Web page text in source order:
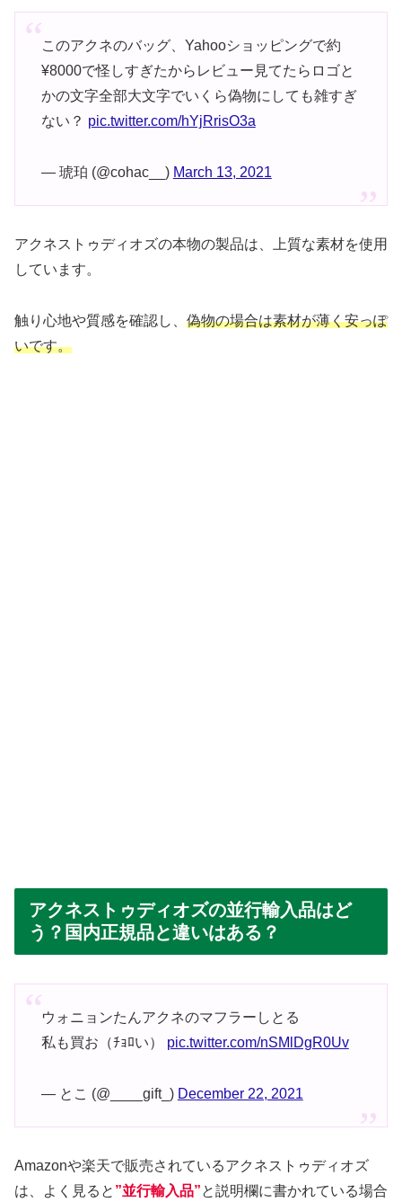
このアクネのバッグ、Yahooショッピングで約
¥8000で怪しすぎたからレビュー見てたらロゴと
かの文字全部大文字でいくら偽物にしても雑すぎ
ない？ pic.twitter.com/hYjRrisO3a
— 琥珀 (@cohac__) March 13, 2021
アクネストゥディオズの本物の製品は、上質な素材を使用
しています。
触り心地や質感を確認し、 偽物の場合は素材が薄く安っぽ
いです。
アクネストゥディオズの並行輸入品はど
う？国内正規品と違いはある？
ウォニョンたんアクネのマフラーしとる
私も買お（ﾁｮﾛい） pic.twitter.com/nSMlDgR0Uv
— とこ (@____gift_) December 22, 2021
Amazonや楽天で販売されているアクネストゥディオズ
は、よく見ると ”並行輸入品”と説明欄に書かれている場合